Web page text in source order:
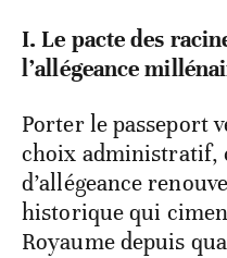
I. Le pacte des
l’allégeance
Porter le passeport
choix administratif,
d’allégeance
historique qui
Royaume depuis